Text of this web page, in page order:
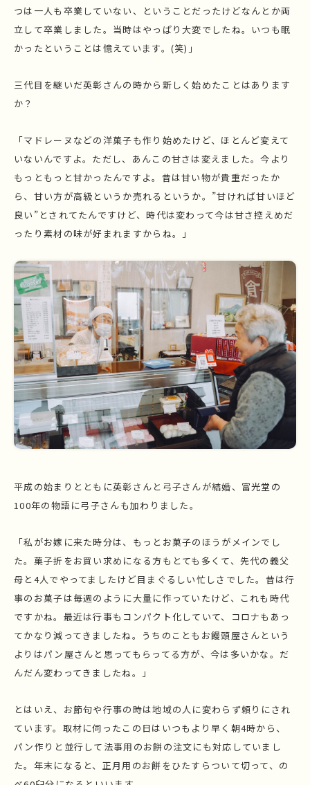
つは一人も卒業していない、ということだったけどなんとか両
立して卒業しました。当時はやっぱり大変でしたね。いつも眠
かったということは憶えています。(笑)​​」
三代目を継いだ英彰さんの時から新しく始めたことはあります
か？
「マドレーヌなどの洋菓子も作り始めたけど、ほとんど変えて
いないんですよ。ただし、あんこの甘さは変えました。今より
もっともっと甘かったんですよ。昔は甘い物が貴重だったか
ら、甘い方が高級というか売れるというか。”甘ければ甘いほど
良い”とされてたんですけど、時代は変わって今は甘さ控えめだ
ったり素材の味が好まれますからね。」
平成の始まりとともに英彰さんと弓子さんが結婚、富光堂の
100年の物語に弓子さんも加わりました。
「私がお嫁に来た時分は、もっとお菓子のほうがメインでし
た。菓子折をお買い求めになる方もとても多くて、先代の義父
母と4人でやってましたけど目まぐるしい忙しさでした。昔は行
事のお菓子は毎週のように大量に作っていたけど、これも時代
ですかね。最近は行事もコンパクト化していて、コロナもあっ
てかなり減ってきましたね。うちのこともお饅頭屋さんという
よりはパン屋さんと思ってもらってる方が、今は多いかな。だ
んだん変わってきましたね。」
とはいえ、お節句や行事の時は地域の人に変わらず頼りにされ
ています。取材に伺ったこの日はいつもより早く朝4時から、
パン作りと並行して法事用のお餅の注文にも対応していまし
た。年末になると、正月用のお餅をひたすらついて切って、の